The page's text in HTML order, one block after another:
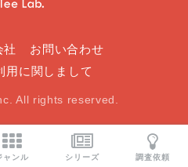
社
お問い合わせ
用に関しまして
All rights reserved.
ャンル シリーズ 調査依頼